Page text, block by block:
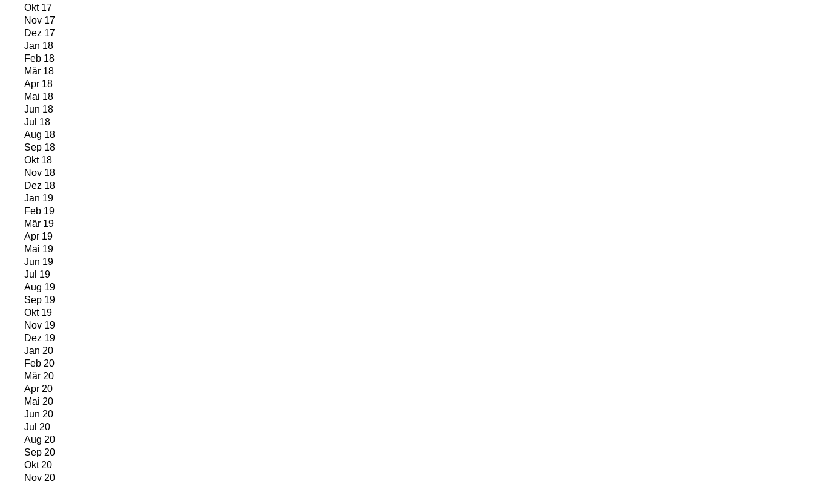
Okt 17
Nov 17
Dez 17
Jan 18
Feb 18
Mär 18
Apr 18
Mai 18
Jun 18
Jul 18
Aug 18
Sep 18
Okt 18
Nov 18
Dez 18
Jan 19
Feb 19
Mär 19
Apr 19
Mai 19
Jun 19
Jul 19
Aug 19
Sep 19
Okt 19
Nov 19
Dez 19
Jan 20
Feb 20
Mär 20
Apr 20
Mai 20
Jun 20
Jul 20
Aug 20
Sep 20
Okt 20
Nov 20